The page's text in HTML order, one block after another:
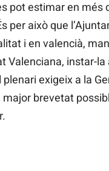
pot estimar en
per això que
i en valencià,
Valenciana, instar-
exigeix a la
brevetat